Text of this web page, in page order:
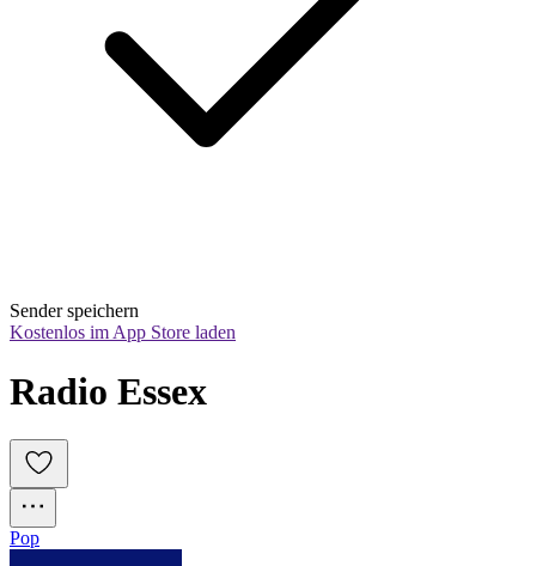
Sender speichern
Kostenlos im App Store laden
Radio Essex
Pop